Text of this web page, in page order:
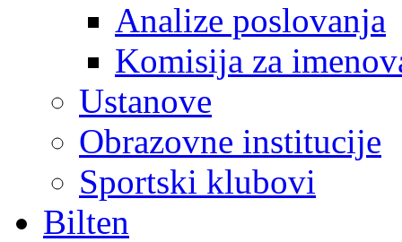
Analize poslovanja
Komisija za
Ustanove
Obrazovne institucije
Sportski klubovi
Bilten